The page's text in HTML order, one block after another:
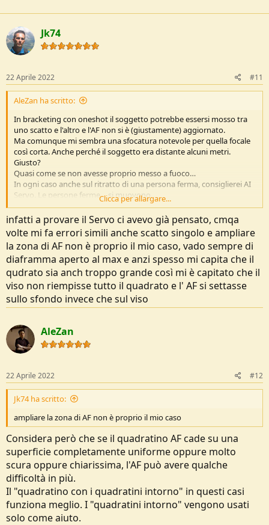
Jk74
22 Aprile 2022 #11
AleZan ha scritto:
In bracketing con oneshot il soggetto potrebbe essersi mosso tra
uno scatto e l'altro e l'AF non si è (giustamente) aggiornato.
Ma comunque mi sembra una sfocatura notevole per quella focale
così corta. Anche perché il soggetto era distante alcuni metri.
Giusto?
Quasi come se non avesse proprio messo a fuoco…
In ogni caso anche sul ritratto di una persona ferma, consiglierei AI
Servo. Le persone ferme… si muovono…
L'AF si attiva con la mezza pressione del tasto di scatto?
Prova anche ad usare il punto singolo + punti adiacenti. Più
efficiente in certi casi.
Clicca per allargare...
infatti a provare il Servo ci avevo già pensato, cmqa
volte mi fa errori simili anche scatto singolo e ampliare
la zona di AF non è proprio il mio caso, vado sempre di
diaframma aperto al max e anzi spesso mi capita che il
qudrato sia anch troppo grande così mi è capitato che il
viso non riempisse tutto il quadrato e l' AF si settasse
sullo sfondo invece che sul viso
AleZan
22 Aprile 2022 #12
Jk74 ha scritto:
ampliare la zona di AF non è proprio il mio caso
Considera però che se il quadratino AF cade su una
superficie completamente uniforme oppure molto
scura oppure chiarissima, l'AF può avere qualche
difficoltà in più.
Il "quadratino con i quadratini intorno" in questi casi
funziona meglio. I "quadratini intorno" vengono usati
solo come aiuto.